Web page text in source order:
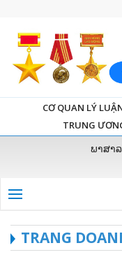
CƠ QUAN LÝ
TRUNG
ພາສາ
TRANG